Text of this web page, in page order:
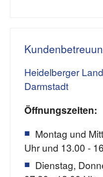
Heidelberger
Darmstadt
Öffnungszeiten:
Montag und
Uhr und 13.00 -
Dienstag,